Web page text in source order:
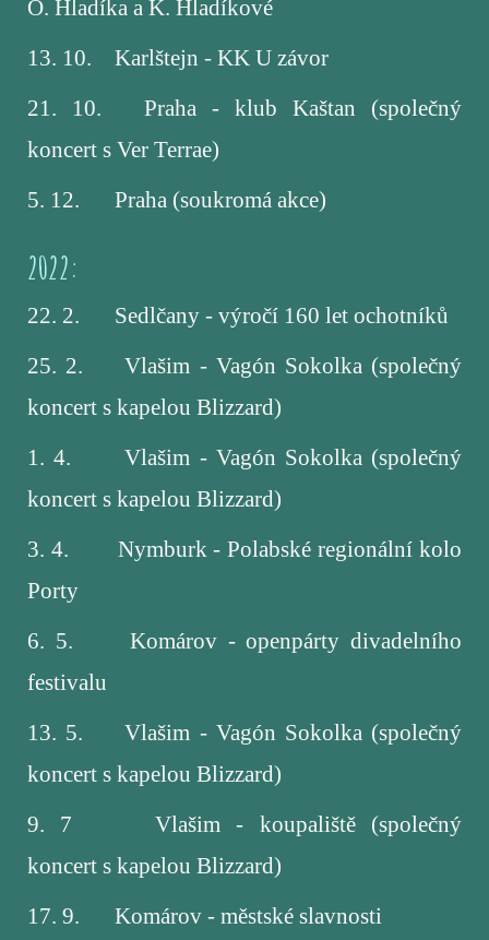
O. Hladíka a K. Hladíkové
13. 10.
Karlštejn - KK U závor
21. 10.
Praha - klub Kaštan (společný
koncert s Ver Terrae)
5. 12.
Praha (soukromá akce)
2022:
22. 2. Sedlčany - výročí 160 let ochotníků
25. 2.
Vlašim - Vagón Sokolka(společný
koncert s kapelou Blizzard)
1. 4.
Vlašim - Vagón Sokolka (společný
koncert s kapelou Blizzard)
3. 4.
Nymburk - Polabské regionální kolo
Porty
6. 5.
Komárov - openpárty divadelního
festivalu
13. 5.
Vlašim - Vagón Sokolka (společný
koncert s kapelou Blizzard)
9. 7
Vlašim - koupaliště(společný
koncert s kapelou Blizzard)
17. 9.
Komárov - městské slavnosti